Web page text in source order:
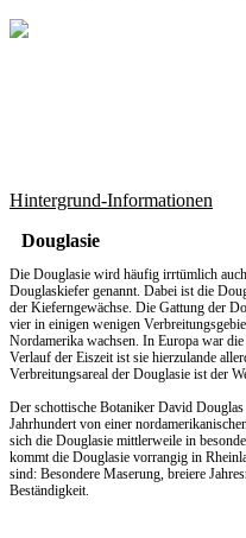
Hintergrund-Informationen
Douglasie
Die Douglasie wird häufig irrtümlich
Douglaskiefer genannt. Dabei ist die
der Kieferngewächse. Die Gattung der
vier in einigen wenigen
Nordamerika wachsen. In Europa war
Verlauf der Eiszeit ist sie hierzulande
Verbreitungsareal der Douglasie ist der
Der schottische Botaniker David Douglas
Jahrhundert von einer
sich die Douglasie mittlerweile in
kommt die Douglasie vorrangig in
sind: Besondere Maserung, breiere
Beständigkeit.